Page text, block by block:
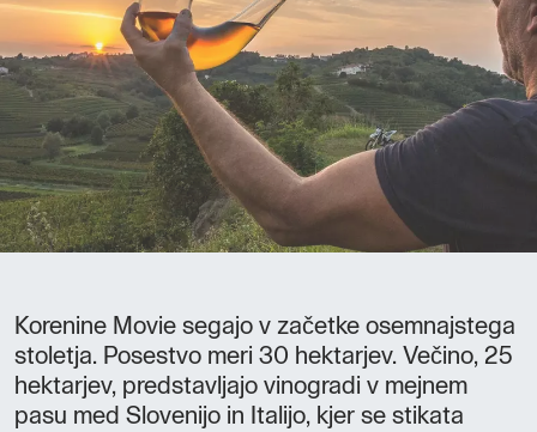
Korenine Movie segajo v začetke osemnajstega
stoletja. Posestvo meri 30 hektarjev. Večino, 25
hektarjev, predstavljajo vinogradi v mejnem
pasu med Slovenijo in Italijo, kjer se stikata